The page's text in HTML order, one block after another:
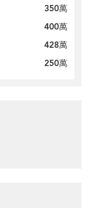
350萬
400萬
428萬
250萬